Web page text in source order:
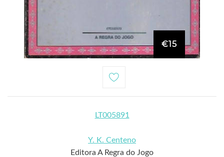
€15
LT005891
Y. K. Centeno
Editora A Regra do Jogo